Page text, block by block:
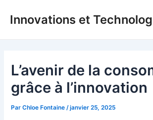
Innovations et
L’avenir de la
grâce à l’innovation
ParChloe Fontaine /janvier 25, 2025